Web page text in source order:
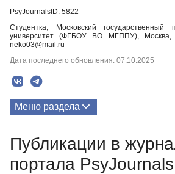
PsyJournalsID: 5822
Студентка, Московский государственный
университет (ФГБОУ ВО МГППУ), Москва,
neko03@mail.ru
Дата последнего обновления: 07.10.2025
Меню раздела
Публикации в
портала